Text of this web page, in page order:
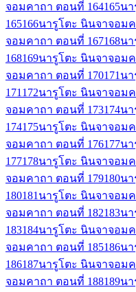
จอมคาถา ตอนที่ 164165น
165166นารูโตะ นินจาจอม
จอมคาถา ตอนที่ 167168น
168169นารูโตะ นินจาจอม
จอมคาถา ตอนที่ 170171 น
171 172นารูโตะ นินจาจอม
จอมคาถา ตอนที่ 173174น
174175นารูโตะ นินจาจอม
จอมคาถา ตอนที่ 176177น
177178นารูโตะ นินจาจอม
จอมคาถา ตอนที่ 179180น
180181 นารูโตะ นินจาจอม
จอมคาถา ตอนที่ 182183น
183184นารูโตะ นินจาจอม
จอมคาถา ตอนที่ 185186น
186187นารูโตะ นินจาจอม
จอมคาถา ตอนที่ 188189น